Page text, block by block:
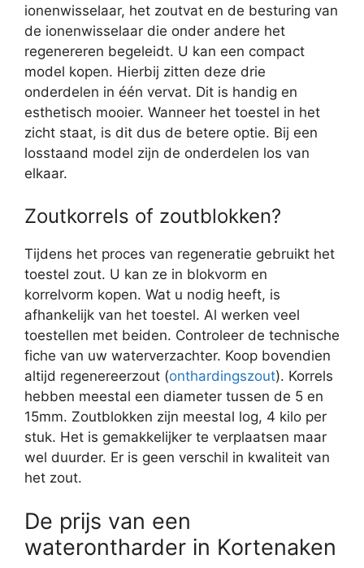
ionenwisselaar, het zoutvat en de besturing van
de ionenwisselaar die onder andere het
regenereren begeleidt. U kan een compact
model kopen. Hierbij zitten deze drie
onderdelen in één vervat. Dit is handig en
esthetisch mooier. Wanneer het toestel in het
zicht staat, is dit dus de betere optie. Bij een
losstaand model zijn de onderdelen los van
elkaar.
Zoutkorrels of zoutblokken?
Tijdens het proces van regeneratie gebruikt het
toestel zout. U kan ze in blokvorm en
korrelvorm kopen. Wat u nodig heeft, is
afhankelijk van het toestel. Al werken veel
toestellen met beiden. Controleer de technische
fiche van uw waterverzachter. Koop bovendien
altijd regenereerzout (onthardingszout). Korrels
hebben meestal een diameter tussen de 5 en
15mm. Zoutblokken zijn meestal log, 4 kilo per
stuk. Het is gemakkelijker te verplaatsen maar
wel duurder. Er is geen verschil in kwaliteit van
het zout.
De prijs van een
waterontharder in Kortenaken